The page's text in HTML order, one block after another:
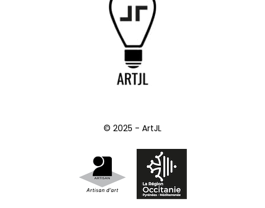
© 2025 - ArtJL